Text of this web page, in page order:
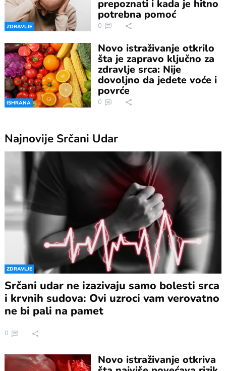
ZDRAVLJE
prepoznati i kada je hitno
potrebna pomoć
0
ISHRANA
Novo istraživanje otkrilo
šta je zapravo ključno za
zdravlje srca: Nije
dovoljno da jedete voće i
povrće
0
Najnovije Srčani Udar
ZDRAVLJE
Srčani udar ne izazivaju samo bolesti srca
i krvnih sudova: Ovi uzroci vam verovatno
ne bi pali na pamet
0
Novo istraživanje otkriva